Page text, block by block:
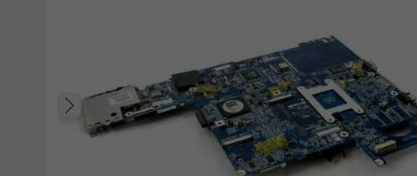
Poprzedni